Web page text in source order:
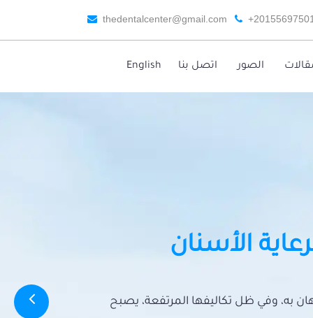
thedentalcenter@gmail.com
الصور اتصل بنا English
الأسنان
به، وفي ظل تكاليفها المرتفعة، يصبح